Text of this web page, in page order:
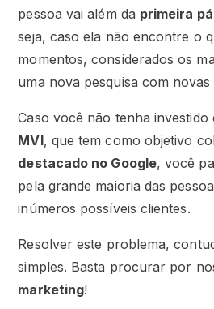
pessoa vai além da primeira
seja, caso ela não encontre o
momentos, considerados os
uma nova pesquisa com
Caso você não tenha
MVI, que tem como objetivo
destacado no Google, você
pela grande maioria das
inúmeros possíveis clientes.
Resolver este problema,
simples. Basta procurar por
marketing!